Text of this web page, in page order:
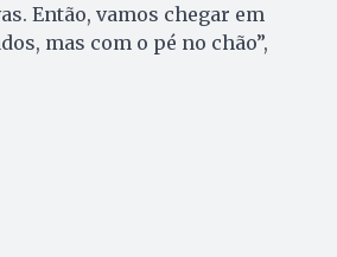
Então, vamos chegar em
mas com o pé no chão”,